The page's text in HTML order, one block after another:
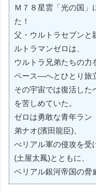
Ｍ７８星雲「光の国」
た！
父・ウルトラセブンと
ルトラマンゼロは、
ウルトラ兄弟たちの
ペース―へとひとり旅
その宇宙では復活した
を苦しめていた。
ゼロは勇敢な青年ラン
弟ナオ(濱田龍臣)、
べリアル軍の侵攻を受
(土屋太鳳)とともに、
ベリアル銀河帝国の脅